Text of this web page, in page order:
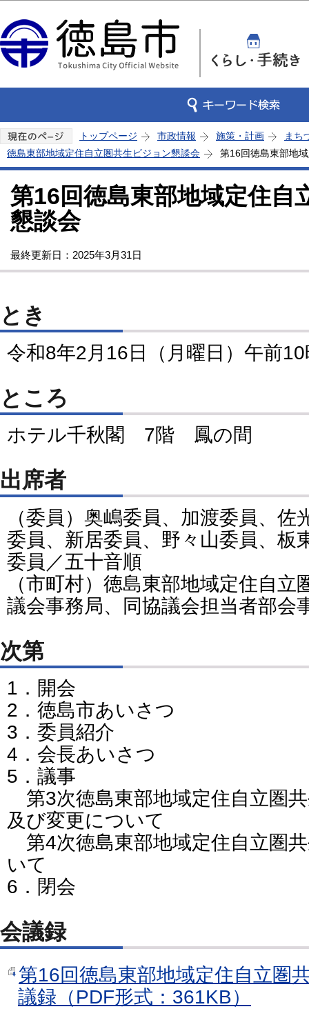
トップページ 市政情報 施策・計画
まち
徳島東部地域定住自立圏共生ビジョン懇談会
第16回徳島東部地
第16回徳島東部地域定住自
懇談会
最終更新日：2025年3月31日
とき
令和8年2月16日（月曜日）午前
ところ
ホテル千秋閣 7階 鳳の間
出席者
（委員）奥嶋委員、加渡委員、
委員、新居委員、野々山委員、板
委員／五十音順
（市町村）徳島東部地域定住自
議会事務局、同協議会担当者部会
次第
1．開会
2．徳島市あいさつ
3．委員紹介
4．会長あいさつ
5．議事
第3次徳島東部地域定住自立圏
及び変更について
第4次徳島東部地域定住自立圏
いて
6．閉会
会議録
第16回徳島東部地域定住自立圏
議録（PDF形式：361KB）